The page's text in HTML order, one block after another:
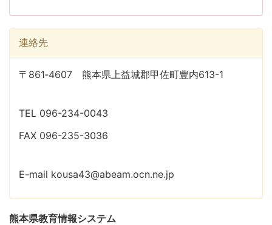
連絡先
〒861‐4607 熊本県上益城郡甲佐町豊内613-1
TEL 096-234-0043
FAX 096-235-3036
E-mail kousa43@abeam.ocn.ne.jp
熊本県教育情報システム